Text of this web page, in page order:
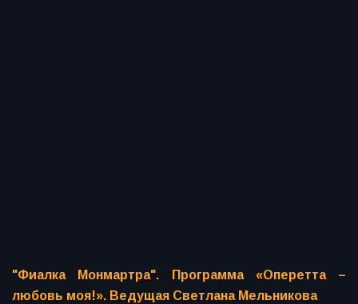
"Фиалка Монмартра". Программа «Оперетта –
любовь моя!». Ведущая Светлана Мельникова